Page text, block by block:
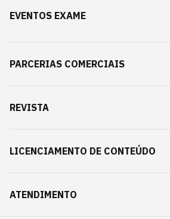
EVENTOS EXAME
PARCERIAS COMERCIAIS
REVISTA
LICENCIAMENTO DE CONTEÚDO
ATENDIMENTO